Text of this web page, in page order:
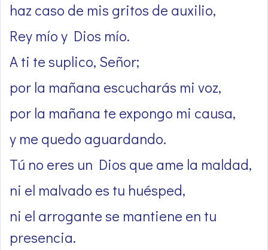
haz caso de mis gritos de auxilio,
Rey mío y Dios mío.
A ti te suplico, Señor;
por la mañana escucharás mi voz,
por la mañana te expongo mi causa,
y me quedo aguardando.
Tú no eres un Dios que ame la maldad,
ni el malvado es tu huésped,
ni el arrogante se mantiene en tu
presencia.